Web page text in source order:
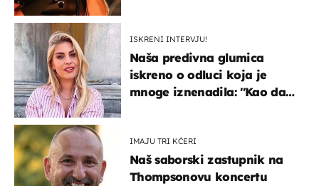
ISKRENI INTERVJU!
Naša predivna glumica
iskreno o odluci koja je
mnoge iznenadila: ''Kao da
IMAJU TRI KĆERI
Naš saborski zastupnik na
Thompsonovu koncertu